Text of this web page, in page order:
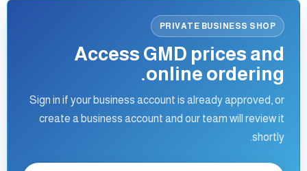
PRIVATE BUSINESS SHOP
Access GMD prices and
online ordering.
Sign in if your business account is already approved, or
create a business account and our team will review it
shortly.